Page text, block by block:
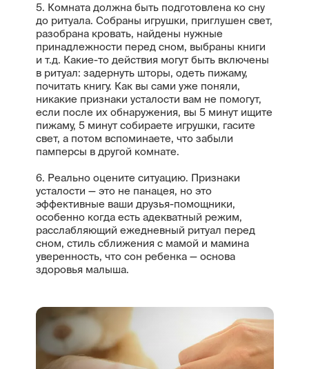
5. Комната должна быть подготовлена ко сну
до ритуала. Собраны игрушки, приглушен свет,
разобрана кровать, найдены нужные
принадлежности перед сном, выбраны книги
и т.д. Какие-то действия могут быть включены
в ритуал: задернуть шторы, одеть пижаму,
почитать книгу. Как вы сами уже поняли,
никакие признаки усталости вам не помогут,
если после их обнаружения, вы 5 минут ищите
пижаму, 5 минут собираете игрушки, гасите
свет, а потом вспоминаете, что забыли
памперсы в другой комнате.
6. Реально оцените ситуацию. Признаки
усталости — это не панацея, но это
эффективные ваши друзья-помощники,
особенно когда есть адекватный режим,
расслабляющий ежедневный ритуал перед
сном, стиль сближения с мамой и мамина
уверенность, что сон ребенка — основа
здоровья малыша.